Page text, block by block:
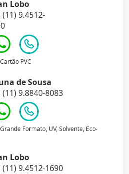
Lobo
(11) 9.4512-
PVC
de Sousa
(11) 9.8840-8083
Formato, UV, Solvente, Eco-
Lobo
(11) 9.4512-1690